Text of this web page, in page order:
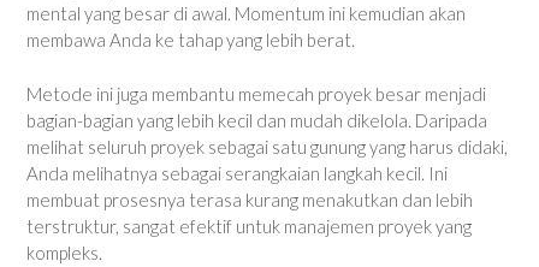
mental yang besar di awal. Momentum ini kemudian akan
membawa Anda ke tahap yang lebih berat.
Metode ini juga membantu memecah proyek besar menjadi
bagian-bagian yang lebih kecil dan mudah dikelola. Daripada
melihat seluruh proyek sebagai satu gunung yang harus didaki,
Anda melihatnya sebagai serangkaian langkah kecil. Ini
membuat prosesnya terasa kurang menakutkan dan lebih
terstruktur, sangat efektif untuk manajemen proyek yang
kompleks.